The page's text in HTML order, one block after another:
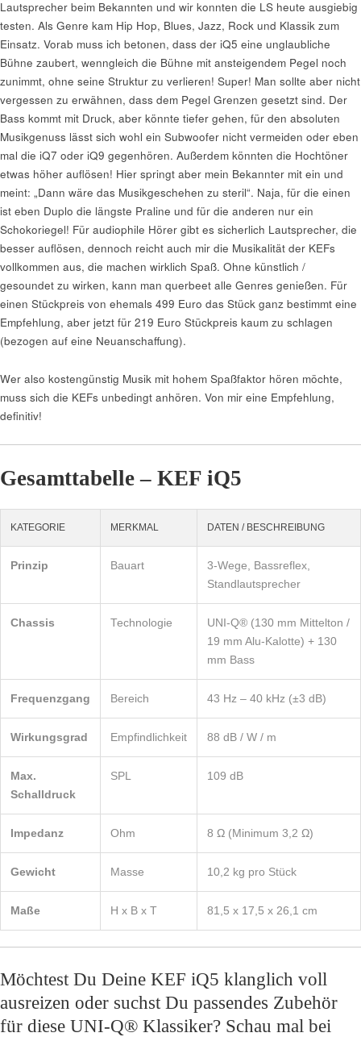
Lautsprecher beim Bekannten und wir konnten die LS heute ausgiebig
testen. Als Genre kam Hip Hop, Blues, Jazz, Rock und Klassik zum
Einsatz. Vorab muss ich betonen, dass der iQ5 eine unglaubliche
Bühne zaubert, wenngleich die Bühne mit ansteigendem Pegel noch
zunimmt, ohne seine Struktur zu verlieren! Super! Man sollte aber nicht
vergessen zu erwähnen, dass dem Pegel Grenzen gesetzt sind. Der
Bass kommt mit Druck, aber könnte tiefer gehen, für den absoluten
Musikgenuss lässt sich wohl ein Subwoofer nicht vermeiden oder eben
mal die iQ7 oder iQ9 gegenhören. Außerdem könnten die Hochtöner
etwas höher auflösen! Hier springt aber mein Bekannter mit ein und
meint: „Dann wäre das Musikgeschehen zu steril“. Naja, für die einen
ist eben Duplo die längste Praline und für die anderen nur ein
Schokoriegel! Für audiophile Hörer gibt es sicherlich Lautsprecher, die
besser auflösen, dennoch reicht auch mir die Musikalität der KEFs
vollkommen aus, die machen wirklich Spaß. Ohne künstlich /
gesoundet zu wirken, kann man querbeet alle Genres genießen. Für
einen Stückpreis von ehemals 499 Euro das Stück ganz bestimmt eine
Empfehlung, aber jetzt für 219 Euro Stückpreis kaum zu schlagen
(bezogen auf eine Neuanschaffung).
Wer also kostengünstig Musik mit hohem Spaßfaktor hören möchte,
muss sich die KEFs unbedingt anhören. Von mir eine Empfehlung,
definitiv!
Gesamttabelle – KEF iQ5
KATEGORIE MERKMAL DATEN / BESCHREIBUNG
Prinzip Bauart
3-Wege, Bassreflex,
Standlautsprecher
Chassis Technologie
UNI-Q® (130 mm Mittelton /
19 mm Alu-Kalotte) + 130
mm Bass
Frequenzgang Bereich 43 Hz – 40 kHz (±3 dB)
Wirkungsgrad Empfindlichkeit 88 dB / W / m
Max.
Schalldruck
SPL 109 dB
Impedanz Ohm 8 Ω (Minimum 3,2 Ω)
Gewicht Masse 10,2 kg pro Stück
Maße H x B x T 81,5 x 17,5 x 26,1 cm
Möchtest Du Deine KEF iQ5 klanglich voll
ausreizen oder suchst Du passendes Zubehör
für diese UNI-Q® Klassiker? Schau mal bei